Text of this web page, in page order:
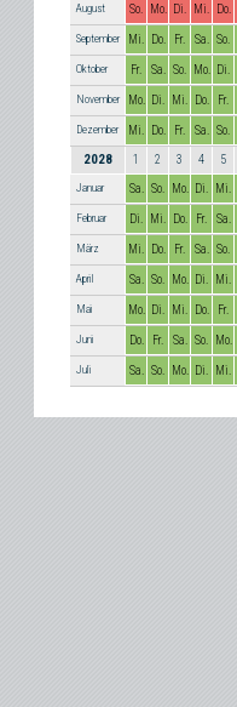
August So. Mo. Di. Mi. Do.
September Mi. Do. Fr. Sa. So.
Oktober Fr. Sa. So. Mo. Di.
November Mo. Di. Mi. Do. Fr.
Dezember Mi. Do. Fr. Sa. So.
2028 1 2 3 4 5
Januar Sa. So. Mo. Di. Mi.
Februar Di. Mi. Do. Fr. Sa.
März Mi. Do. Fr. Sa. So.
April Sa. So. Mo. Di. Mi.
Mai Mo. Di. Mi. Do. Fr.
Juni Do. Fr. Sa. So. Mo.
Juli Sa. So. Mo. Di. Mi.